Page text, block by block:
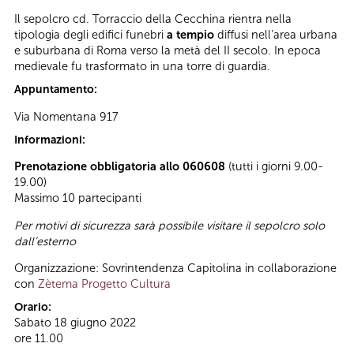
Il sepolcro cd. Torraccio della Cecchina rientra nella
tipologia degli edifici funebri a tempio diffusi nell’area urbana
e suburbana di Roma verso la metà del II secolo. In epoca
medievale fu trasformato in una torre di guardia.
Appuntamento:
Via Nomentana 917
Informazioni:
Prenotazione obbligatoria allo 060608 (tutti i giorni 9.00-
19.00)
Massimo 10 partecipanti
Per motivi di sicurezza sarà possibile visitare il sepolcro solo
dall’esterno
Organizzazione: Sovrintendenza Capitolina in collaborazione
con Zètema Progetto Cultura
Orario:
Sabato 18 giugno 2022
ore 11.00